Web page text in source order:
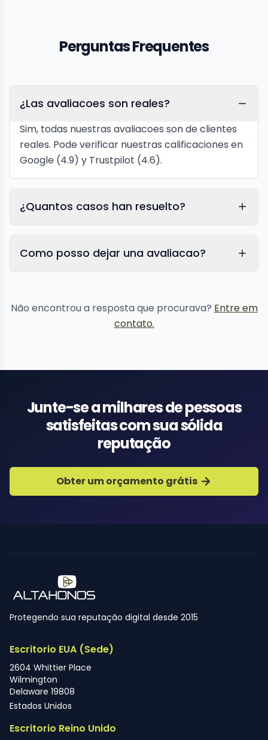
Perguntas Frequentes
¿Las avaliacoes son reales?
Sim, todas nuestras avaliacoes son de clientes
reales. Pode verificar nuestras calificaciones en
Google (4.9) y Trustpilot (4.6).
¿Quantos casos han resuelto?
Como posso dejar una avaliacao?
Não encontrou a resposta que procurava? Entre em
contato.
Junte-se a milhares de pessoas
satisfeitas com sua sólida
reputação
Obter um orçamento grátis
Protegendo sua reputação digital desde 2015
Escritorio EUA (Sede)
2604 Whittier Place
Wilmington
Delaware 19808
Estados Unidos
Escritorio Reino Unido